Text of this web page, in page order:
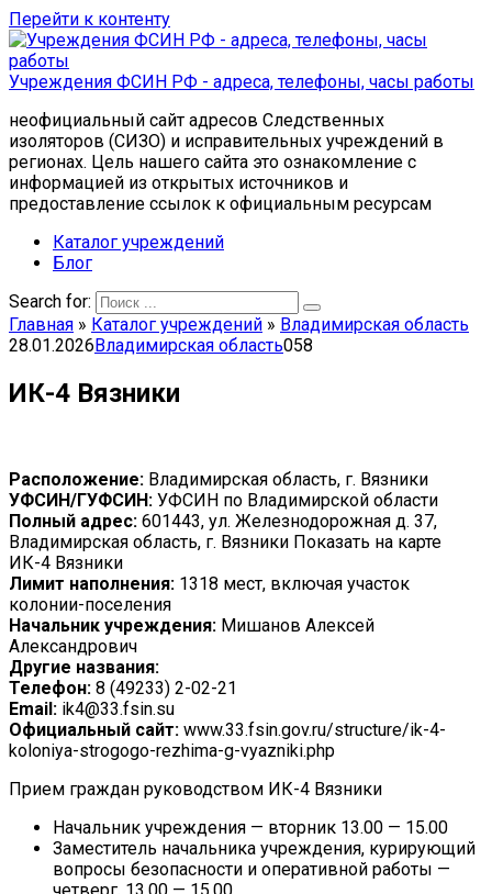
Перейти к контенту
Учреждения ФСИН РФ - адреса, телефоны, часы работы
неофициальный сайт адресов Следственных
изоляторов (СИЗО) и исправительных учреждений в
регионах. Цель нашего сайта это ознакомление с
информацией из открытых источников и
предоставление ссылок к официальным ресурсам
Каталог учреждений
Блог
Search for:
Главная » Каталог учреждений » Владимирская область
28.01.2026Владимирская область058
ИК-4 Вязники
Расположение: Владимирская область, г. Вязники
УФСИН/ГУФСИН: УФСИН по Владимирской области
Полный адрес: 601443, ул. Железнодорожная д. 37,
Владимирская область, г. Вязники Показать на карте
ИК-4 Вязники
Лимит наполнения: 1318 мест, включая участок
колонии-поселения
Начальник учреждения: Мишанов Алексей
Александрович
Другие названия:
Телефон: 8 (49233) 2-02-21
Email: ik4@33.fsin.su
Официальный сайт: www.33.fsin.gov.ru/structure/ik-4-
koloniya-strogogo-rezhima-g-vyazniki.php
Прием граждан руководством ИК-4 Вязники
Начальник учреждения — вторник 13.00 — 15.00
Заместитель начальника учреждения, курирующий
вопросы безопасности и оперативной работы —